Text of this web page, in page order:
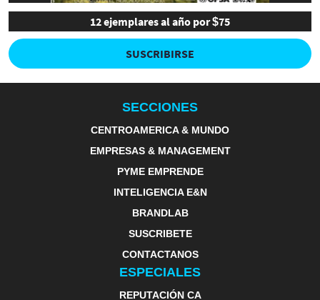
12 ejemplares al año por $75
SUSCRIBIRSE
SECCIONES
CENTROAMERICA & MUNDO
EMPRESAS & MANAGEMENT
PYME EMPRENDE
INTELIGENCIA E&N
BRANDLAB
SUSCRIBETE
CONTACTANOS
ESPECIALES
REPUTACIÓN CA